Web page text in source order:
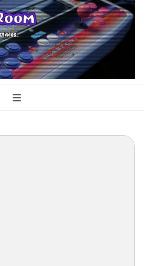
Show